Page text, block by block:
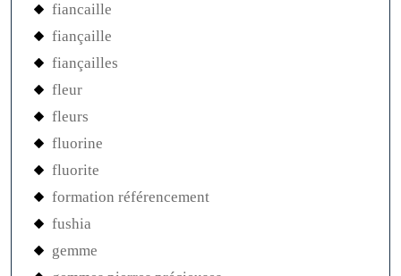
fiancaille
fiançaille
fiançailles
fleur
fleurs
fluorine
fluorite
formation référencement
fushia
gemme